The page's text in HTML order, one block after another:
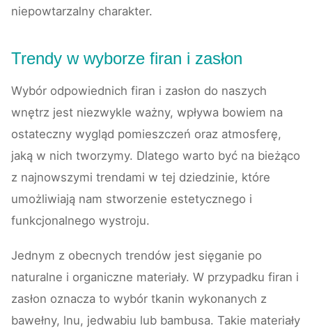
niepowtarzalny charakter.
Trendy w wyborze firan i zasłon
Wybór odpowiednich firan i zasłon do naszych
wnętrz jest niezwykle ważny, wpływa bowiem na
ostateczny wygląd pomieszczeń oraz atmosferę,
jaką w nich tworzymy. Dlatego warto być na bieżąco
z najnowszymi trendami w tej dziedzinie, które
umożliwiają nam stworzenie estetycznego i
funkcjonalnego wystroju.
Jednym z obecnych trendów jest sięganie po
naturalne i organiczne materiały. W przypadku firan i
zasłon oznacza to wybór tkanin wykonanych z
bawełny, lnu, jedwabiu lub bambusa. Takie materiały